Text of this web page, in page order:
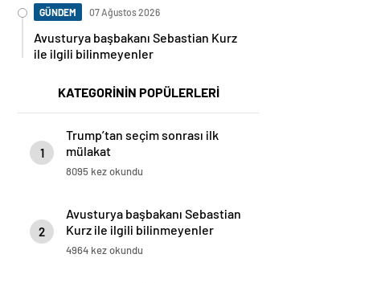
GÜNDEM 07 Ağustos 2026
Avusturya başbakanı Sebastian Kurz
ile ilgili bilinmeyenler
KATEGORİNİN POPÜLERLERİ
1
Trump’tan seçim sonrası ilk
mülakat
8095 kez okundu
2
Avusturya başbakanı Sebastian
Kurz ile ilgili bilinmeyenler
4964 kez okundu